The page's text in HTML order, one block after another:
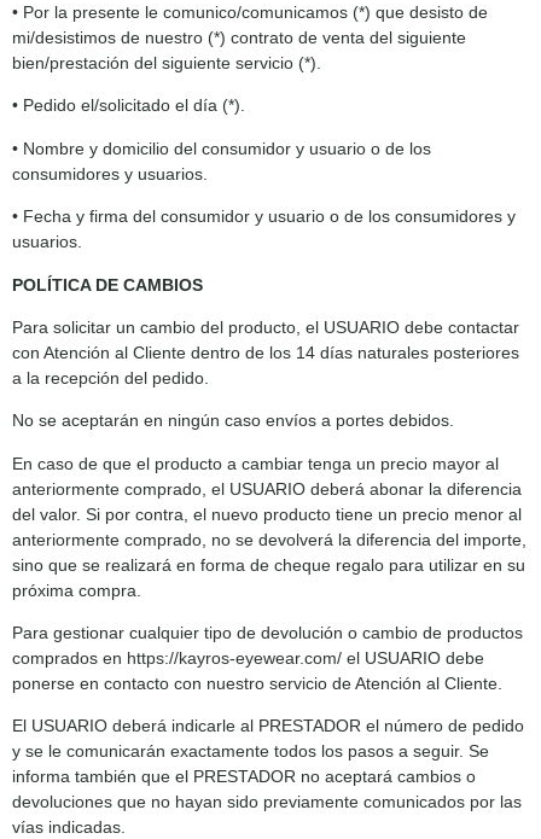
• Por la presente le comunico/comunicamos (*) que desisto de
mi/desistimos de nuestro (*) contrato de venta del siguiente
bien/prestación del siguiente servicio (*).
• Pedido el/solicitado el día (*).
• Nombre y domicilio del consumidor y usuario o de los
consumidores y usuarios.
• Fecha y firma del consumidor y usuario o de los consumidores y
usuarios.
POLÍTICA DE CAMBIOS
Para solicitar un cambio del producto, el USUARIO debe contactar
con Atención al Cliente dentro de los 14 días naturales posteriores
a la recepción del pedido.
No se aceptarán en ningún caso envíos a portes debidos.
En caso de que el producto a cambiar tenga un precio mayor al
anteriormente comprado, el USUARIO deberá abonar la diferencia
del valor. Si por contra, el nuevo producto tiene un precio menor al
anteriormente comprado, no se devolverá la diferencia del importe,
sino que se realizará en forma de cheque regalo para utilizar en su
próxima compra.
Para gestionar cualquier tipo de devolución o cambio de productos
comprados en https://kayros-eyewear.com/ el USUARIO debe
ponerse en contacto con nuestro servicio de Atención al Cliente.
El USUARIO deberá indicarle al PRESTADOR el número de pedido
y se le comunicarán exactamente todos los pasos a seguir. Se
informa también que el PRESTADOR no aceptará cambios o
devoluciones que no hayan sido previamente comunicados por las
vías indicadas.